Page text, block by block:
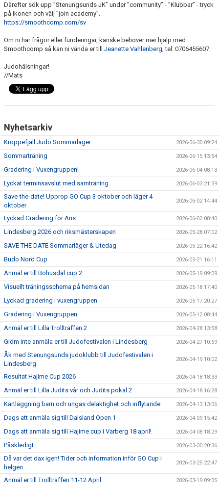
Därefter sök upp ”Stenungsunds JK” under ”community” - ”Klubbar” - tryck
på ikonen och välj ”join academy”.
https://smoothcomp.com/sv
Om ni har frågor eller funderingar, kanske behöver mer hjälp med
Smoothcomp så kan ni vända er till Jeanette Vahlenberg , tel: 0706455607.
Judohälsningar!
//Mats
Nyhetsarkiv
Kroppefjäll Judo Sommarläger 2026-06-30 09:24
Sommarträning 2026-06-15 13:54
Gradering i Vuxengruppen! 2026-06-04 08:13
Lyckat terminsavslut med samträning 2026-06-03 21:39
Save-the-date! Upprop GO Cup 3 oktober och läger 4
oktober
2026-06-02 14:44
Lyckad Gradering för Aris 2026-06-02 08:40
Lindesberg 2026 och riksmästerskapen 2026-05-28 07:02
SAVE THE DATE Sommarläger & Utedag 2026-05-22 16:42
Budo Nord Cup 2026-05-21 16:11
Anmäl er till Bohusdal cup 2 2026-05-19 09:09
Visuellt träningsschema på hemsidan 2026-05-18 17:40
Lyckad gradering i vuxengruppen 2026-05-17 20:27
Gradering i Vuxengruppen 2026-05-12 08:44
Anmäl er till Lilla Trollträffen 2 2026-04-28 13:58
Glöm inte anmäla er till Judofestivalen i Lindesberg 2026-04-27 10:59
Åk med Stenungsunds judoklubb till Judofestivalen i
Lindesberg
2026-04-19 10:02
Resultat Hajime Cup 2026 2026-04-18 18:33
Anmäl er till Lilla Judits vår och Judits pokal 2 2026-04-18 16:28
Kartläggning barn och ungas delaktighet och inflytande 2026-04-13 13:06
Dags att anmäla sig till Dalsland Open 1 2026-04-09 15:42
Dags att anmäla sig till Hajime cup i Varberg 18 april! 2026-04-08 18:29
Påskledigt 2026-03-30 20:36
Då var det dax igen! Tider och information inför GO Cup i
helgen
2026-03-25 22:47
Anmäl er till Trollträffen 11-12 April 2026-03-19 09:35